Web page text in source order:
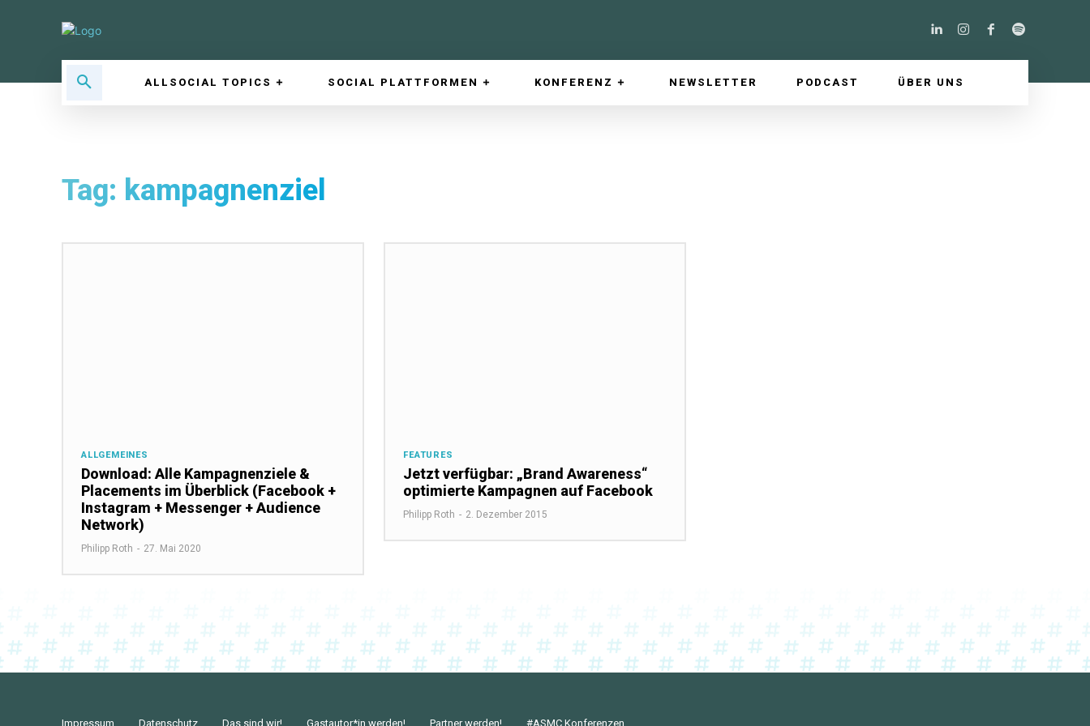
ALLSOCIAL TOPICS SOCIAL PLATTFORMEN KONFERENZ NEWSLETTER PODCAST ÜBER UNS
Tag: kampagnenziel
ALLGEMEINES
Download: Alle Kampagnenziele &
Placements im Überblick (Facebook +
Instagram + Messenger + Audience
Network)
Philipp Roth - 27. Mai 2020
FEATURES
Jetzt verfügbar: „Brand Awareness“
optimierte Kampagnen auf Facebook
Philipp Roth - 2. Dezember 2015
Impressum Datenschutz Das sind wir! Gastautor*in werden! Partner werden! #ASMC Konferenzen